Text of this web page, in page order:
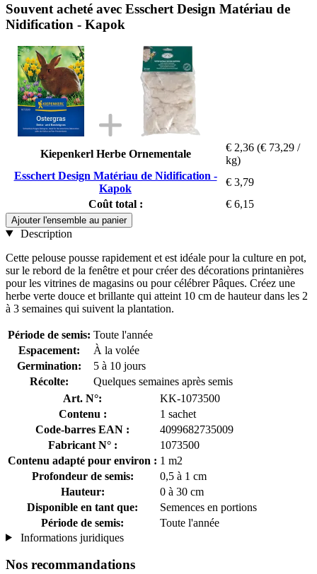
Souvent acheté avec Esschert Design Matériau de
Nidification - Kapok
Kiepenkerl Herbe Ornementale
€ 2,36 (€ 73,29 /
kg)
Esschert Design Matériau de Nidification -
Kapok
€ 3,79
Coût total :
€ 6,15
Ajouter l'ensemble au panier
Description
Cette pelouse pousse rapidement et est idéale pour la culture en pot,
sur le rebord de la fenêtre et pour créer des décorations printanières
pour les vitrines de magasins ou pour célébrer Pâques. Créez une
herbe verte douce et brillante qui atteint 10 cm de hauteur dans les 2
à 3 semaines qui suivent la plantation.
Période de semis: Toute l'année
Espacement:
À la volée
Germination:
5 à 10 jours
Récolte:
Quelques semaines après semis
Art. N°:
KK-1073500
Contenu :
1 sachet
Code-barres EAN :
4099682735009
Fabricant N° :
1073500
Contenu adapté pour environ : 1 m2
Profondeur de semis:
0,5 à 1 cm
Hauteur:
0 à 30 cm
Disponible en tant que:
Semences en portions
Période de semis:
Toute l'année
Informations juridiques
Nos recommandations